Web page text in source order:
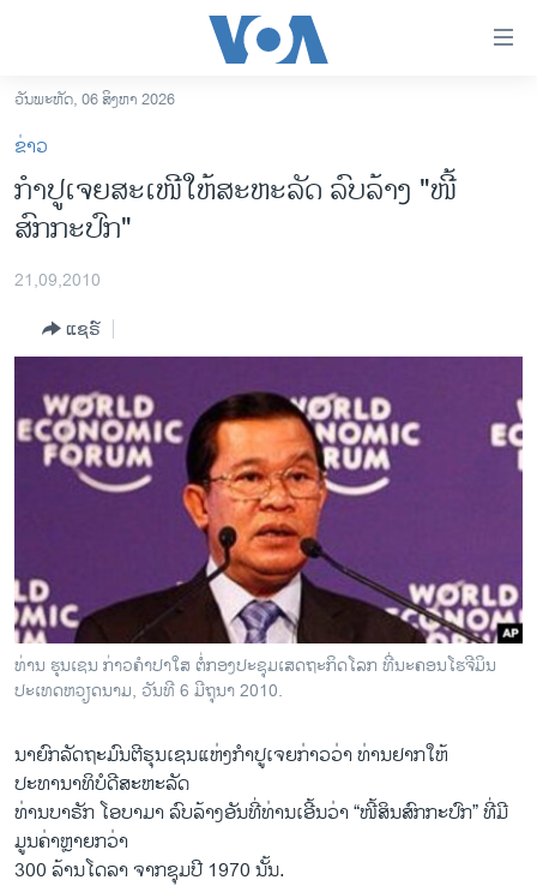
ເຂົ້າ
ຫາ
ຂ້າມ
ຂ້າມ
ຫາ
ລາວ
ອາເມຣິກາ
ຂ່າວ​ຈີນ
ໂລກ
ເອເຊຍ
ອິດສະຫຼະພາບດ້ານການຂ່າວ
ຊີວິດຊາວລາວ
ວິທະຍາສາດ-ເທັກໂນໂລຈີ
ທຸລະກິດ
ພາສາອັງກິດ
ວີດີໂອ
ລາຍການກະຈາຍສຽງ
ລາຍງານ
ຕິດຕາມພວກເຮົາ ທີ່
ວັນພະຫັດ, 06 ສິງຫາ 2026
ຂ່າວ
ກຳປູເຈຍສະເໜີໃຫ້ສະຫະລັດ ລົບ​ລ້າງ "ໜີ້
ສົກກະປົກ"
21,09,2010
ແຊຣ໌
ທ່ານ ຮຸນເຊນ ກ່າວຄໍາປາໃສ ຕໍ່ກອງປະຊຸມເສດຖະກິດໂລກ ທີ່ນະຄອນໂຮຈີມິນ
ປະເທດຫວຽດນາມ, ວັນທີ 6 ມີຖຸນາ 2010.
ນາຍົກລັດຖະມົນຕີຮຸນເຊນແຫ່ງກຳປູເຈຍກ່າວວ່າ ທ່ານຢາກໃຫ້
ປະທານາທິບໍດີສະຫະລັດ
ທ່ານບາຣັກ ໂອບາມາ ລົບ​ລ້າງອັນທີ່ທ່ານເອີ້ນວ່າ “ໜີ້ສິນສົກກະປົກ” ທີ່ມີ
ມູນຄ່າຫຼາຍກວ່າ
300 ລ້ານໂດລາ ຈາກຊຸມປີ 1970 ນັ້ນ.